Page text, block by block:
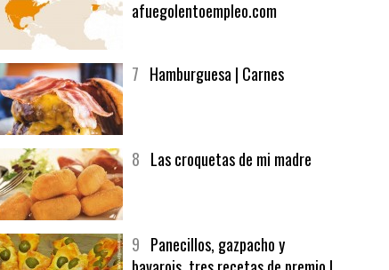
afuegolentoempleo.com